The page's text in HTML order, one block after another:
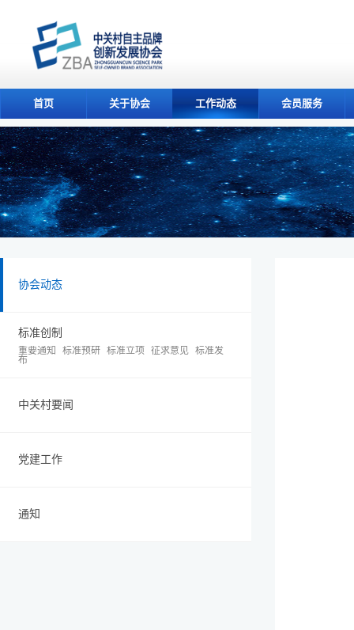
首页 关于协会 工作动态 会员服务
协会动态
标准创制
重要通知 标准预研 标准立项 征求意见 标准发
布
中关村要闻
党建工作
通知